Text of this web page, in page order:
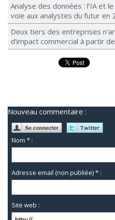
Analyse des données : l’IA et
voie aux analystes du futur en
Deux tiers des entreprises
d’impact commercial à partir
Nouveau commentaire :
Nom * :
Adresse email (non publiée) * :
Site web :